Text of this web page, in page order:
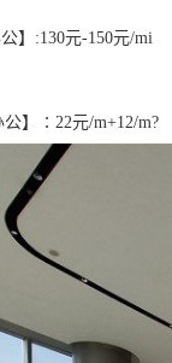
】:130元-150元/mi
公】∶22元/m+12/m?